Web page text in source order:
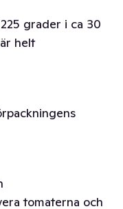
grader i ca 30
helt
tomaterna och